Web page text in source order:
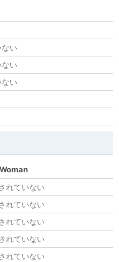
ない
ない
ない
れていない
れていない
れていない
れていない
れていない